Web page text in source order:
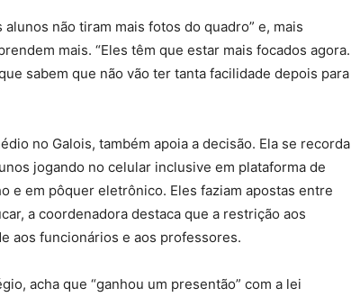
não tiram mais fotos do quadro” e, mais
mais. “Eles têm que estar mais focados agora.
sabem que não vão ter tanta facilidade depois para
no Galois, também apoia a decisão. Ela se recorda
jogando no celular inclusive em plataforma de
e em pôquer eletrônico. Eles faziam apostas entre
a coordenadora destaca que a restrição aos
aos funcionários e aos professores.
acha que “ganhou um presentão” com a lei